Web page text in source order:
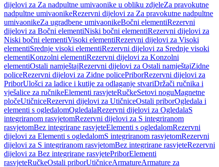
dijelovi za Za nadpultne umivaonike u obliku zdjeleZa pravokutne
nadpultne umivaonikeRezervni dijelovi za Za pravokutne nadpultne
umivaonikeZa ugradbene umivaonikeBočni elementiRezervni
dijelovi za Bočni elementiNiski bočni elementiRezervni dijelovi za
Niski bočni elementiVisoki elementiRezervni dijelovi za Visoki
elementiSrednje visoki elementiRezervni dijelovi za Srednje visoki
elementiKonzolni elementiRezervni dijelovi za Konzolni
elementiOstali namještajRezervni dijelovi za Ostali namještajZidne
policeRezervni dijelovi za Zidne policePriborRezervni dijelovi za
PriborUlošci za ladice i kutije za odlaganje stvariDržači ručnika i
vješalice za ručnikeElementi rasvjeteRučkeSetovi noguMagnetne
pločeUtičniceRezervni dijelovi za UtičniceOstali priborOgledala i
elementi s ogledalomOgledalaRezervni dijelovi za OgledalaS
integriranom rasvjetomRezervni dijelovi za S integriranom
rasvjetomBez integrirane rasvjeteElementi s ogledalomRezervni
dijelovi za Elementi s ogledalomS integriranom rasvjetomRezervni
dijelovi za S integriranom rasvjetomBez integrirane rasvjeteRezervni
dijelovi za Bez integrirane rasvjetePriborElementi
rasvjeteRučkeOstali priborUtičniceArmatureArmature za